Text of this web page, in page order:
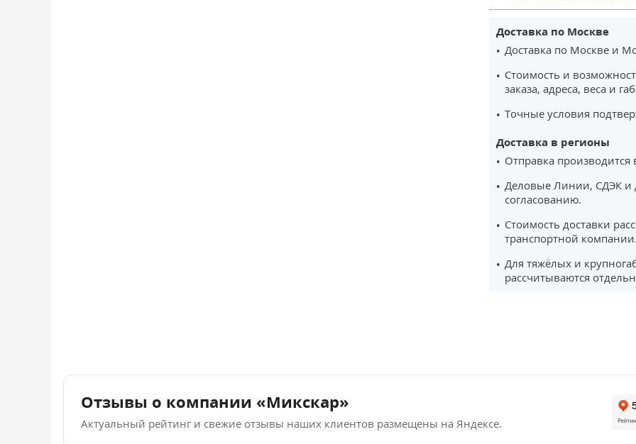
Доставка по Москве
Доставка по Москве и
Стоимость и
заказа, адреса, веса и
Точные условия
Доставка в регионы
Отправка
Деловые Линии, СДЭК и
согласованию.
Стоимость доставки
транспортной компании.
Для тяжёлых и
рассчитываются
Отзывы о компании «Микскар»
Актуальный рейтинг и свежие отзывы наших клиентов размещены на Яндексе.